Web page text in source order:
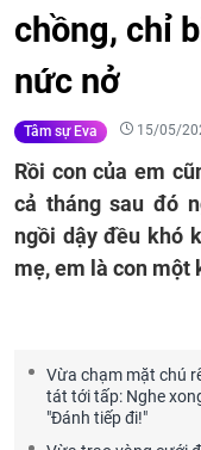
chồng, chỉ
nức nở
Tâm sự Eva 15/05/
Rồi con của em
cả tháng sau đó
ngồi dậy đều khó
mẹ, em là con một
Vừa chạm mặt chú
tát tới tấp: Nghe
"Đánh tiếp đi!"